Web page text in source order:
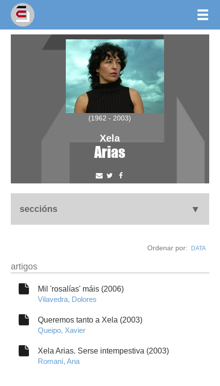
(1962 - 2003)
Xela
Arias
seccións
obra
fototeca
Ordenar por: DATA
artigos
Mil 'rosalías' máis (2006)
Vilavedra, Dolores
Queremos tanto a Xela (2003)
Queipo, Xavier
Xela Arias. Serse intempestiva (2003)
Romaní, Ana